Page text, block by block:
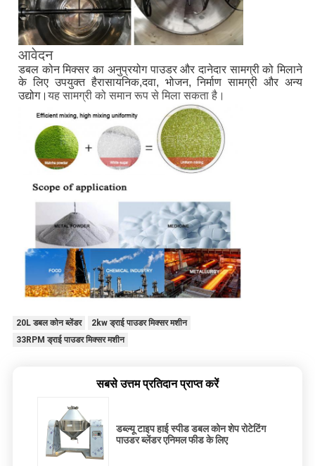
आवेदन
डबल कोन मिक्सर का अनुप्रयोग पाउडर और दानेदार सामग्री को मिलाने
के लिए उपयुक्त हैरासायनिक,दवा, भोजन, निर्माण सामग्री और अन्य
उद्योग। यह सामग्री को समान रूप से मिला सकता है।
20L डबल कोन ब्लेंडर
2kw ड्राई पाउडर मिक्सर मशीन
33RPM ड्राई पाउडर मिक्सर मशीन
सबसे उत्तम प्रतिदान प्राप्त करें
डब्ल्यू टाइप हाई स्पीड डबल कोन शेप रोटेटिंग
पाउडर ब्लेंडर एनिमल फीड के लिए